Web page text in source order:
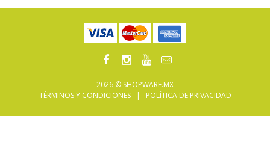
2026 © SHOPWARE.MX
TÉRMINOS Y CONDICIONES
| POLÍTICA DE PRIVACIDAD